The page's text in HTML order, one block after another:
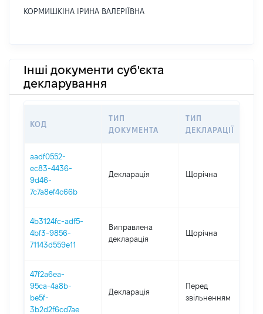
КОРМИШКІНА ІРИНА ВАЛЕРІЇВНА
Інші документи суб'єкта
декларування
КОД
ТИП
ДОКУМЕНТА
ТИП
ДЕКЛАРАЦІЇ
aadf0552-
ec83-4436-
9d46-
7c7a8ef4c66b
Декларація Щорічна
4b3124fc-adf5-
4bf3-9856-
71143d559e11
Виправлена
декларація
Щорічна
47f2a6ea-
95ca-4a8b-
be5f-
3b2d2f6cd7ae
Декларація
Перед
звільненням